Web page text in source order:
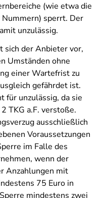
(wie etwa die
sperrt. Der
unzulässig.
sich der Anbieter vor,
Umständen ohne
einer Wartefrist zu
gefährdet ist.
für unzulässig, da sie
TKG a.F. verstoße.
ausschließlich
Voraussetzungen
im Falle des
wenn der
Anzahlungen mit
75 Euro in
mindestens zwei